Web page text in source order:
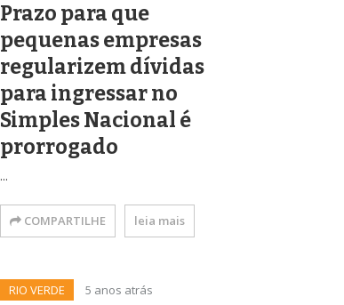
Prazo para que
pequenas empresas
regularizem dívidas
para ingressar no
Simples Nacional é
prorrogado
...
COMPARTILHE leia mais
RIO VERDE 5 anos atrás